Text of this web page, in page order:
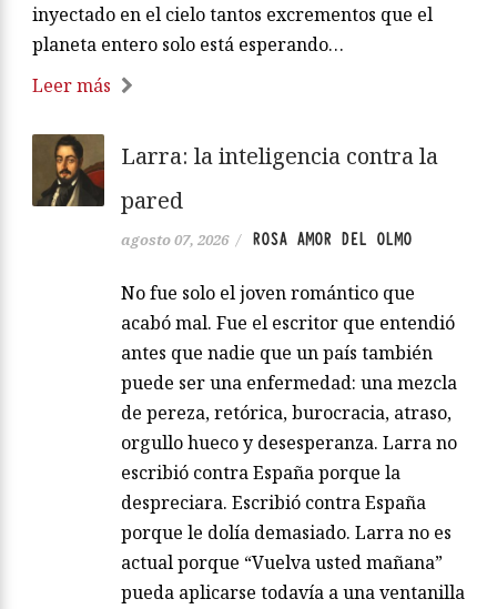
inyectado en el cielo tantos excrementos que el
planeta entero solo está esperando…
Leer más
Larra: la inteligencia contra la
pared
agosto 07, 2026 / ROSA AMOR DEL OLMO
No fue solo el joven romántico que
acabó mal. Fue el escritor que entendió
antes que nadie que un país también
puede ser una enfermedad: una mezcla
de pereza, retórica, burocracia, atraso,
orgullo hueco y desesperanza. Larra no
escribió contra España porque la
despreciara. Escribió contra España
porque le dolía demasiado. Larra no es
actual porque “Vuelva usted mañana”
pueda aplicarse todavía a una ventanilla